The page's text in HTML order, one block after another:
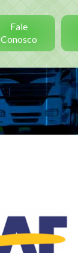
Fale
Conosco